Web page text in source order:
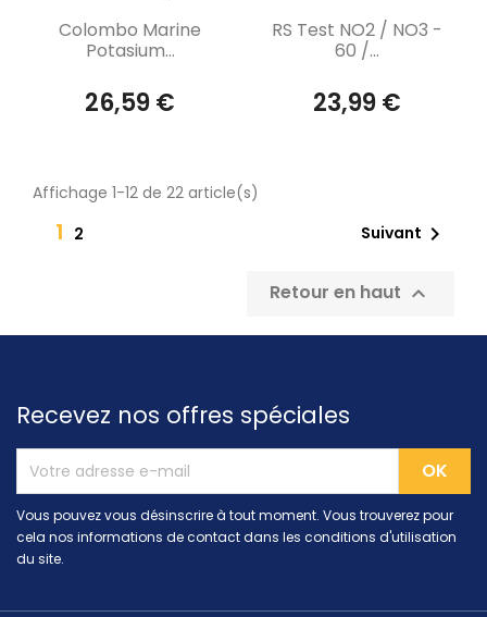
Aperçu rapide
Colombo Marine
Potasium...
26,59 €
Aperçu rapide
RS Test NO2 / NO3 -
60 /...
23,99 €
Affichage 1-12 de 22 article(s)
1 2 Suivant 
Retour en haut 
Recevez nos offres spéciales
Vous pouvez vous désinscrire à tout moment. Vous trouverez pour
cela nos informations de contact dans les conditions d'utilisation
du site.